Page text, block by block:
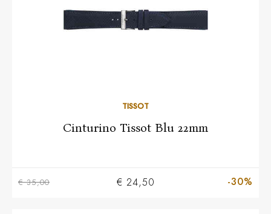
TISSOT
Cinturino Tissot Blu 22mm
€ 35,00 € 24,50 -30%